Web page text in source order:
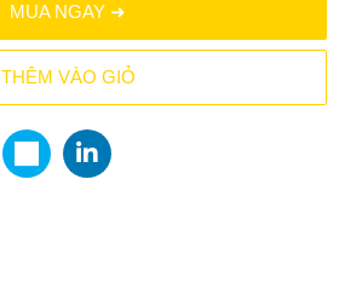
MUA NGAY ➜
THÊM VÀO GIỎ